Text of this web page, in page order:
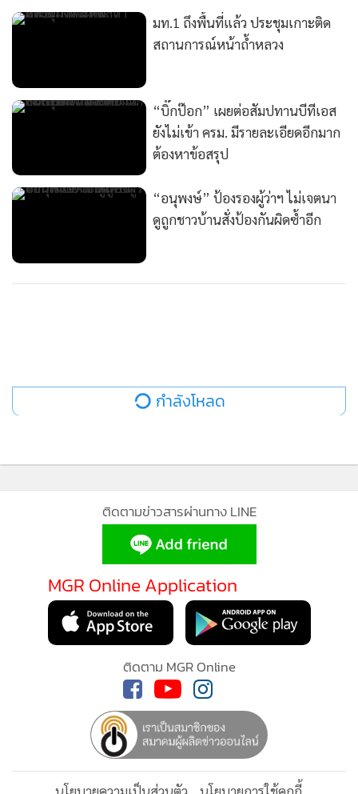
มท.1 ถึงพื้นที่แล้ว ประชุมเกาะติด
สถานการณ์หน้าถ้ำหลวง
“บิ๊กป๊อก” เผยต่อสัมปทานบีทีเอส
ยังไม่เข้า ครม. มีรายละเอียดอีกมาก
ต้องหาข้อสรุป
“อนุพงษ์” ป้องรองผู้ว่าฯ ไม่เจตนา
ดูถูกชาวบ้านสั่งป้องกันผิดซ้ำอีก
กำลังโหลด
ติดตามข่าวสารผ่านทาง LINE
MGR Online Application
ติดตาม MGR Online